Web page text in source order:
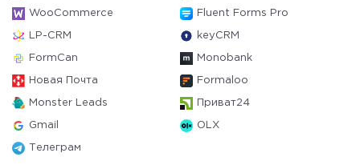
WooCommerce Fluent Forms Pro
LP-CRM keyCRM
FormCan Monobank
Новая Почта Formaloo
Monster Leads Приват24
Gmail OLX
Телеграм